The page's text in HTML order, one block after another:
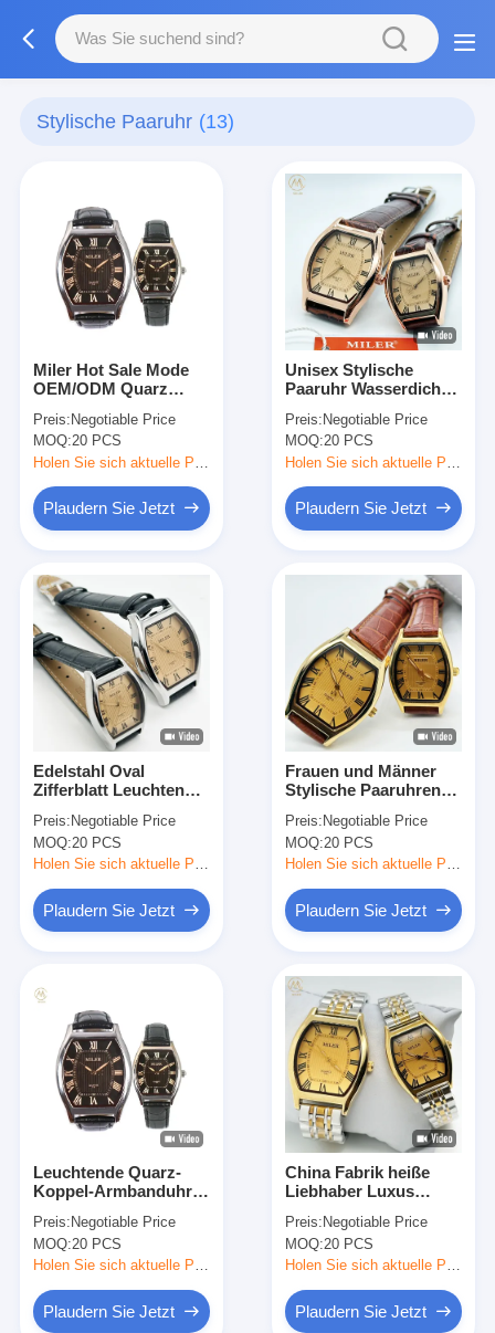
Stylische Paaruhr (13)
Miler Hot Sale Mode
OEM/ODM Quarz
Preis: Negotiable Price
MOQ:20 PCS
Plaudern Sie Jetzt
Unisex Stylische
Paaruhr Wasserdichte
Preis: Negotiable Price
MOQ:20 PCS
Plaudern Sie Jetzt
Edelstahl Oval
Zifferblatt Leuchtende
wasserdicht
Preis: Negotiable Price
MOQ:20 PCS
Plaudern Sie Jetzt
Frauen und Männer
Stylische Paaruhren
Quarzuhren
Preis: Negotiable Price
MOQ:20 PCS
Plaudern Sie Jetzt
Leuchtende Quarz-
Koppel-Armbanduhr
Preis: Negotiable Price
MOQ:20 PCS
Holen Sie sich aktuelle Preis
Plaudern Sie Jetzt
China Fabrik heiße
Liebhaber Luxus
Gold Classic
wasserdichte Paaruhr
Preis: Negotiable Price
MOQ:20 PCS
Holen Sie sich aktuelle Preis
Plaudern Sie Jetzt